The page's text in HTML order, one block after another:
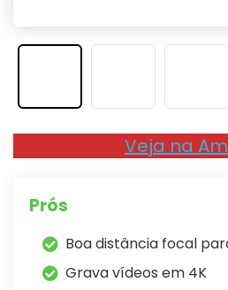
Veja na
Prós
Boa distância focal
Grava vídeos em 4K